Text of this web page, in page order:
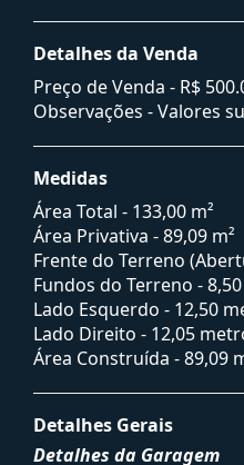
Detalhes da Venda
Preço de Venda - R$
Observações - Valores
Medidas
Área Total - 133,00 m²
Área Privativa - 89,09 m²
Frente do Terreno
Fundos do Terreno -
Lado Esquerdo - 12,50
Lado Direito - 12,05
Área Construída - 89,09
Detalhes Gerais
Detalhes da Garagem